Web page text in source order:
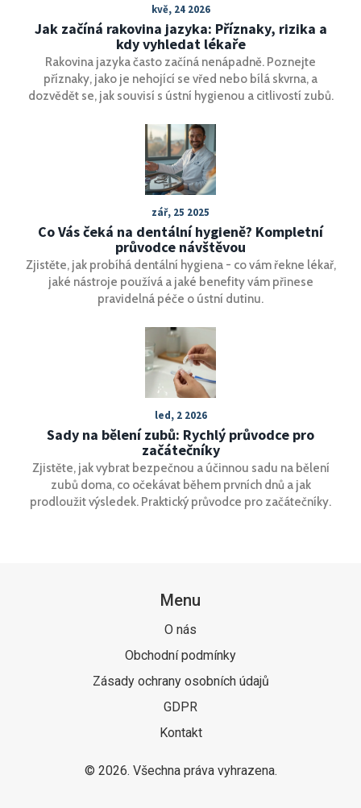
kvě, 24 2026
Jak začíná rakovina jazyka: Příznaky, rizika a
kdy vyhledat lékaře
Rakovina jazyka často začíná nenápadně. Poznejte
příznaky, jako je nehojící se vřed nebo bílá skvrna, a
dozvědět se, jak souvisí s ústní hygienou a citlivostí zubů.
zář, 25 2025
Co Vás čeká na dentální hygieně? Kompletní
průvodce návštěvou
Zjistěte, jak probíhá dentální hygiena - co vám řekne lékař,
jaké nástroje používá a jaké benefity vám přinese
pravidelná péče o ústní dutinu.
led, 2 2026
Sady na bělení zubů: Rychlý průvodce pro
začátečníky
Zjistěte, jak vybrat bezpečnou a účinnou sadu na bělení
zubů doma, co očekávat během prvních dnů a jak
prodloužit výsledek. Praktický průvodce pro začátečníky.
Menu
O nás
Obchodní podmínky
Zásady ochrany osobních údajů
GDPR
Kontakt
© 2026. Všechna práva vyhrazena.